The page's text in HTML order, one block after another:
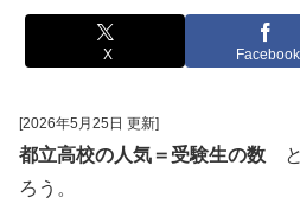
X Facebook
[2026年5月25日 更新]
都立高校の人気＝受験生の数
ろう。